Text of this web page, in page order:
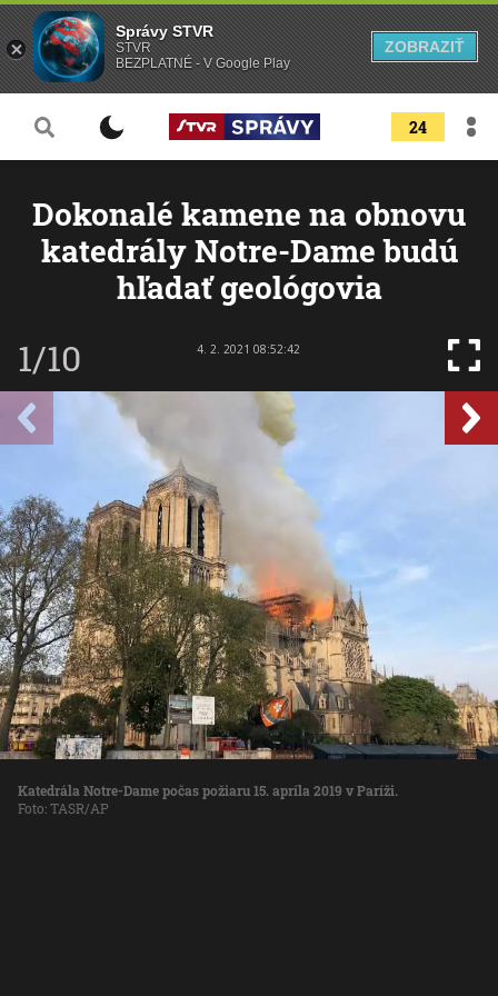
24
Dokonalé kamene na obnovu
katedrály Notre-Dame budú
hľadať geológovia
1/10 4. 2. 2021 08:52:42
Katedrála Notre-Dame počas požiaru 15. apríla 2019 v Paríži.
Foto: TASR/AP
Správy STVR
STVR
BEZPLATNÉ - V Google Play
ZOBRAZIŤ